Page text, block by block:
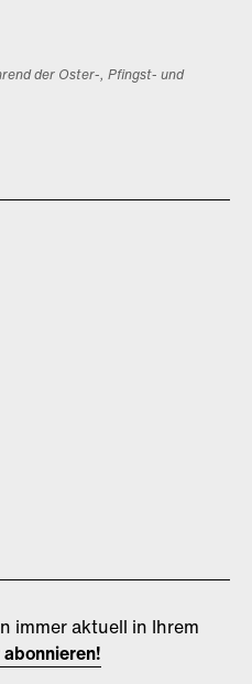
der Oster-, Pfingst- und
immer aktuell in Ihrem